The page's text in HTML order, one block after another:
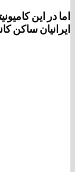
اما در این
ایرانیان ساکن